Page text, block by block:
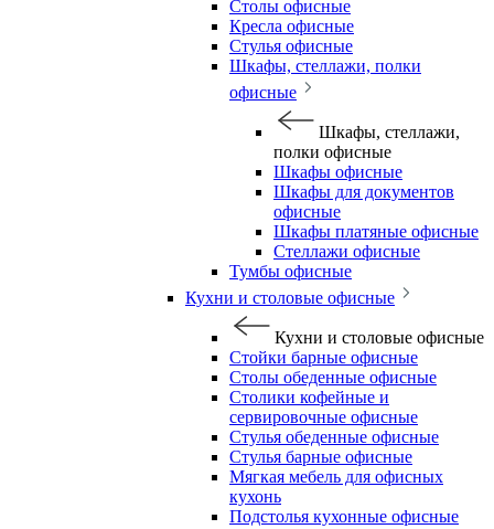
Столы офисные
Кресла офисные
Стулья офисные
Шкафы, стеллажи, полки
офисные
Шкафы, стеллажи,
полки офисные
Шкафы офисные
Шкафы для документов
офисные
Шкафы платяные офисные
Стеллажи офисные
Тумбы офисные
Кухни и столовые офисные
Кухни и столовые офисные
Стойки барные офисные
Столы обеденные офисные
Столики кофейные и
сервировочные офисные
Стулья обеденные офисные
Стулья барные офисные
Мягкая мебель для офисных
кухонь
Подстолья кухонные офисные